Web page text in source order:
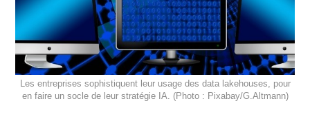
Les entreprises sophistiquent leur usage des data lakehouses, pour
en faire un socle de leur stratégie IA. (Photo : Pixabay/G.Altmann)